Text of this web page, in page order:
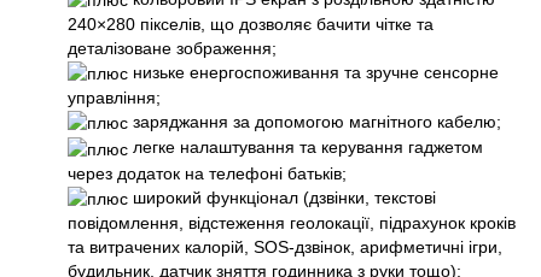
240×280 пікселів, що дозволяє бачити чітке та
деталізоване зображення;
низьке енергоспоживання та зручне сенсорне
управління;
заряджання за допомогою магнітного кабелю;
легке налаштування та керування гаджетом
через додаток на телефоні батьків;
широкий функціонал (дзвінки, текстові
повідомлення, відстеження геолокації, підрахунок кроків
та витрачених калорій, SOS-дзвінок, арифметичні ігри,
будильник, датчик зняття годинника з руки тощо);